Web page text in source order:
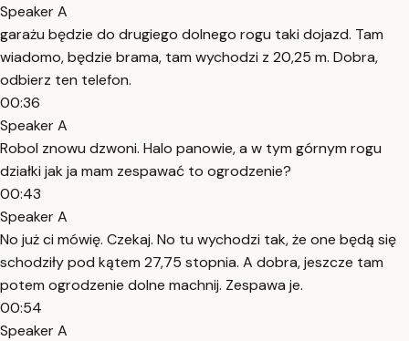
Speaker A
garażu będzie do drugiego dolnego rogu taki dojazd. Tam
wiadomo, będzie brama, tam wychodzi z 20,25 m. Dobra,
odbierz ten telefon.
00:36
Speaker A
Robol znowu dzwoni. Halo panowie, a w tym górnym rogu
działki jak ja mam zespawać to ogrodzenie?
00:43
Speaker A
No już ci mówię. Czekaj. No tu wychodzi tak, że one będą się
schodziły pod kątem 27,75 stopnia. A dobra, jeszcze tam
potem ogrodzenie dolne machnij. Zespawa je.
00:54
Speaker A